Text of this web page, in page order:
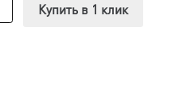
Купить в 1 клик